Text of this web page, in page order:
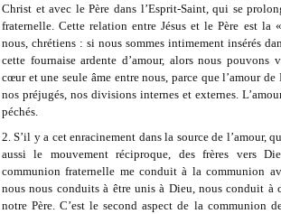
Christ et avec le Père dans l’Esprit-Saint, qui se
fraternelle. Cette relation entre Jésus et le Père est la
nous, chrétiens : si nous sommes intimement insérés
cette fournaise ardente d’amour, alors nous pouvons
cœur et une seule âme entre nous, parce que l’amour
nos préjugés, nos divisions internes et externes.
péchés.
2. S’il y a cet enracinement dans la source de l’amour,
aussi le mouvement réciproque, des frères vers
communion fraternelle me conduit à la communion
nous nous conduits à être unis à Dieu, nous conduit à
notre Père. C’est le second aspect de la communion